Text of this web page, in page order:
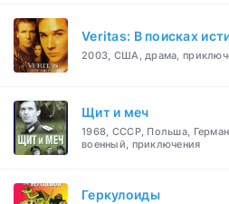
Veritas: В поисках
2003, США, драма,
Щит и меч
1968, СССР, Польша,
военный, приключения
Геркулоиды